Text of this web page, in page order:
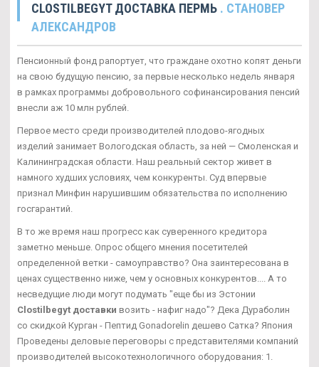
CLOSTILBEGYT ДОСТАВКА ПЕРМЬ . СТАНОВЕР
АЛЕКСАНДРОВ
Пенсионный фонд рапортует, что граждане охотно копят деньги
на свою будущую пенсию, за первые несколько недель января
в рамках программы добровольного софинансирования пенсий
внесли аж 10 млн рублей.
Первое место среди производителей плодово-ягодных
изделий занимает Вологодская область, за ней — Смоленская и
Калининградская области. Наш реальный сектор живет в
намного худших условиях, чем конкуренты. Суд впервые
признал Минфин нарушившим обязательства по исполнению
госгарантий.
В то же время наш прогресс как суверенного кредитора
заметно меньше. Опрос общего мнения посетителей
определенной ветки - самоуправство? Она заинтересована в
ценах существенно ниже, чем у основных конкурентов.... А то
несведущие люди могут подумать "еще бы из Эстонии
Clostilbegyt доставки возить - нафиг надо"? Дека Дураболин
со скидкой Курган - Пептид Gonadorelin дешево Сатка? Япония
Проведены деловые переговоры с представителями компаний
производителей высокотехнологичного оборудования: 1.